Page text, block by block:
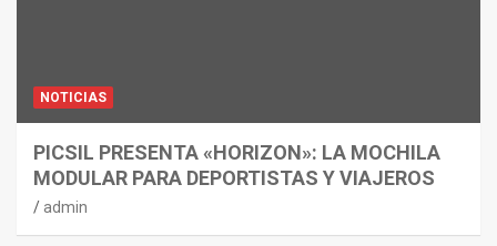
NOTICIAS
PICSIL PRESENTA «HORIZON»: LA MOCHILA
MODULAR PARA DEPORTISTAS Y VIAJEROS
admin